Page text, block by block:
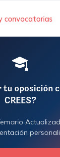
convocatorias
tu oposición
CREES?